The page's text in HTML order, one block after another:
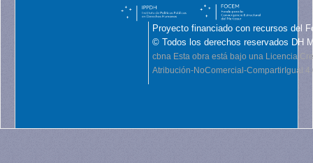
Proyecto financiado con recursos del
© Todos los derechos reservados DH
cbna Esta obra está bajo una Licencia
Atribución-NoComercial-CompartirIgual